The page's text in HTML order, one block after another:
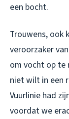
een bocht.
Trouwens, ook
veroorzaker
om vocht op te
niet wilt in een
Vuurlinie had
voordat we